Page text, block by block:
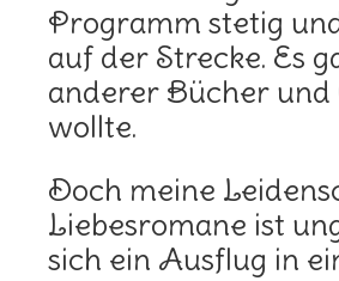
Programm stetig
auf der Strecke. Es
anderer Bücher und
wollte.
Doch meine
Liebesromane ist
sich ein Ausflug in